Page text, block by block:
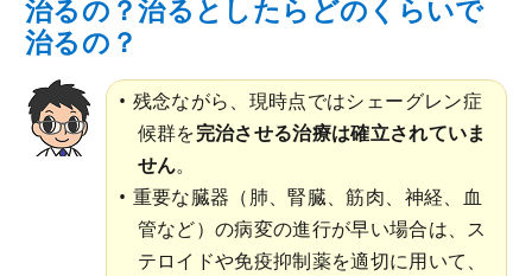
治るの？治るとしたらどのくらいで
治るの？
残念ながら、現時点ではシェーグレン症
候群を完治させる治療は確立されていま
せん。
重要な臓器（肺、腎臓、筋肉、神経、血
管など）の病変の進行が早い場合は、ス
テロイドや免疫抑制薬を適切に用いて、